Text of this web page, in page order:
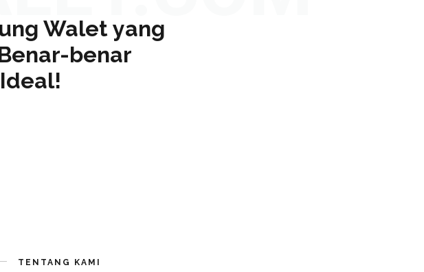
Walet yang
benar
TENTANG KAMI